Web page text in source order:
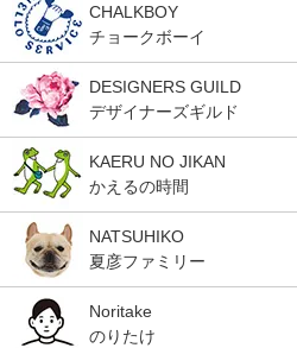
CHALKBOY
チョークボーイ
DESIGNERS GUILD
デザイナーズギルド
KAERU NO JIKAN
かえるの時間
NATSUHIKO
夏彦ファミリー
Noritake
のりたけ